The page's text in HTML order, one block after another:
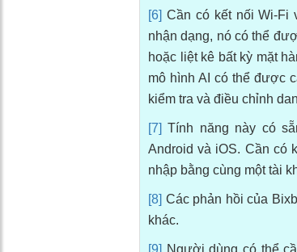
[6] Cần có kết nối Wi-Fi
nhận dạng, nó có thể
hoặc liệt kê bất kỳ mặt
mô hình AI có thể được
kiểm tra và điều chỉnh
[7]
Tính năng này có
Android và iOS. Cần có
nhập bằng cùng một tài
[8] Các phản hồi của
khác.